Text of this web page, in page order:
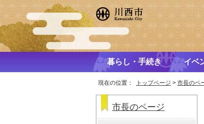
暮らし・手続き イベ
現在の位置： トップページ > 市長のペ
市長のページ